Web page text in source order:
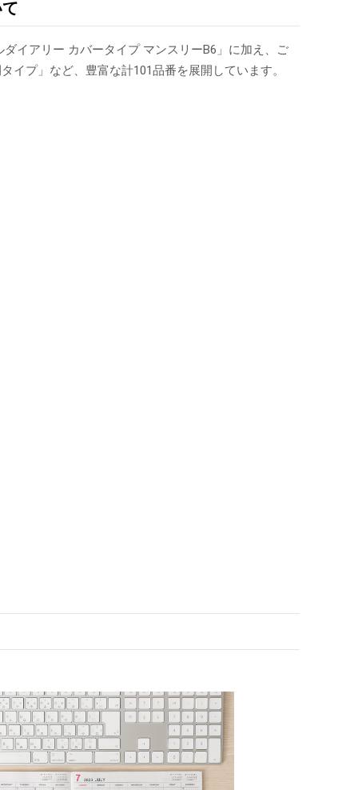
イアリー カバータイプ マンスリーB6」に加え、ご
プ」など、豊富な計101品番を展開しています。